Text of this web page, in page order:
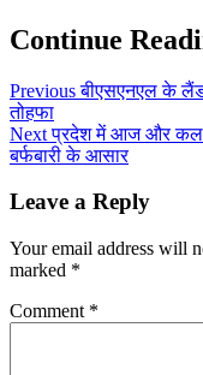
Continue
Previousबीएसएनएल के
तोहफा
Nextप्रदेश में आज और कल
बर्फबारी के आसार
Leave a Reply
Your email address will
marked *
Comment *